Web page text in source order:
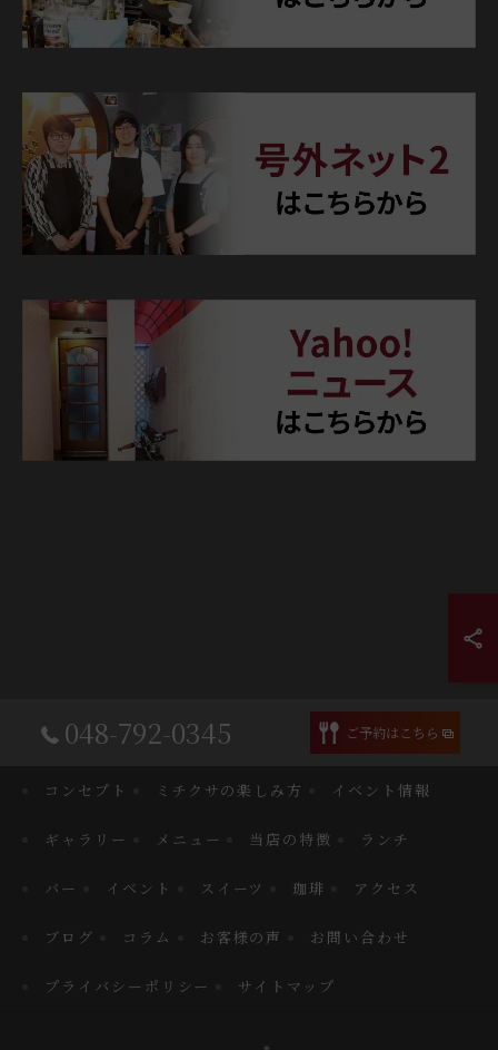
048-792-0345 ご予約はこちら
コンセプト ミチクサの楽しみ方 イベント情報
ギャラリー メニュー 当店の特徴 ランチ
バー イベント スイーツ 珈琲 アクセス
ブログ コラム お客様の声 お問い合わせ
プライバシーポリシー サイトマップ